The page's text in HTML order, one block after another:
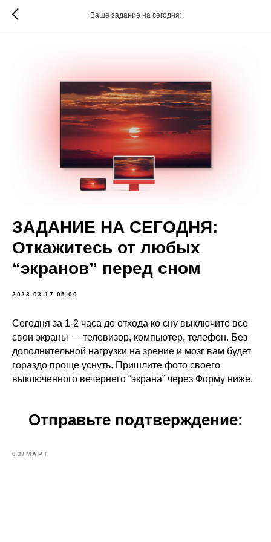
Ваше задание на сегодня:
ЗАДАНИЕ НА СЕГОДНЯ:
Откажитесь от любых
“экранов” перед сном
2023-03-17 05:00
Сегодня за 1-2 часа до отхода ко сну выключите все
свои экраны — телевизор, компьютер, телефон. Без
дополнительной нагрузки на зрение и мозг вам будет
гораздо проще уснуть. Пришлите фото своего
выключенного вечернего “экрана” через Форму ниже.
Отправьте подтверждение:
03/МАРТ